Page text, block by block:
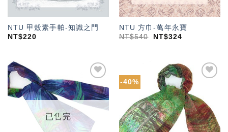
NTU 甲殼素手帕-知識之門
NT$220
NTU 方巾-萬年永寶
NT$540 NT$324
加入
「願
望輕
單」
已售完
-40%
望輕
單」